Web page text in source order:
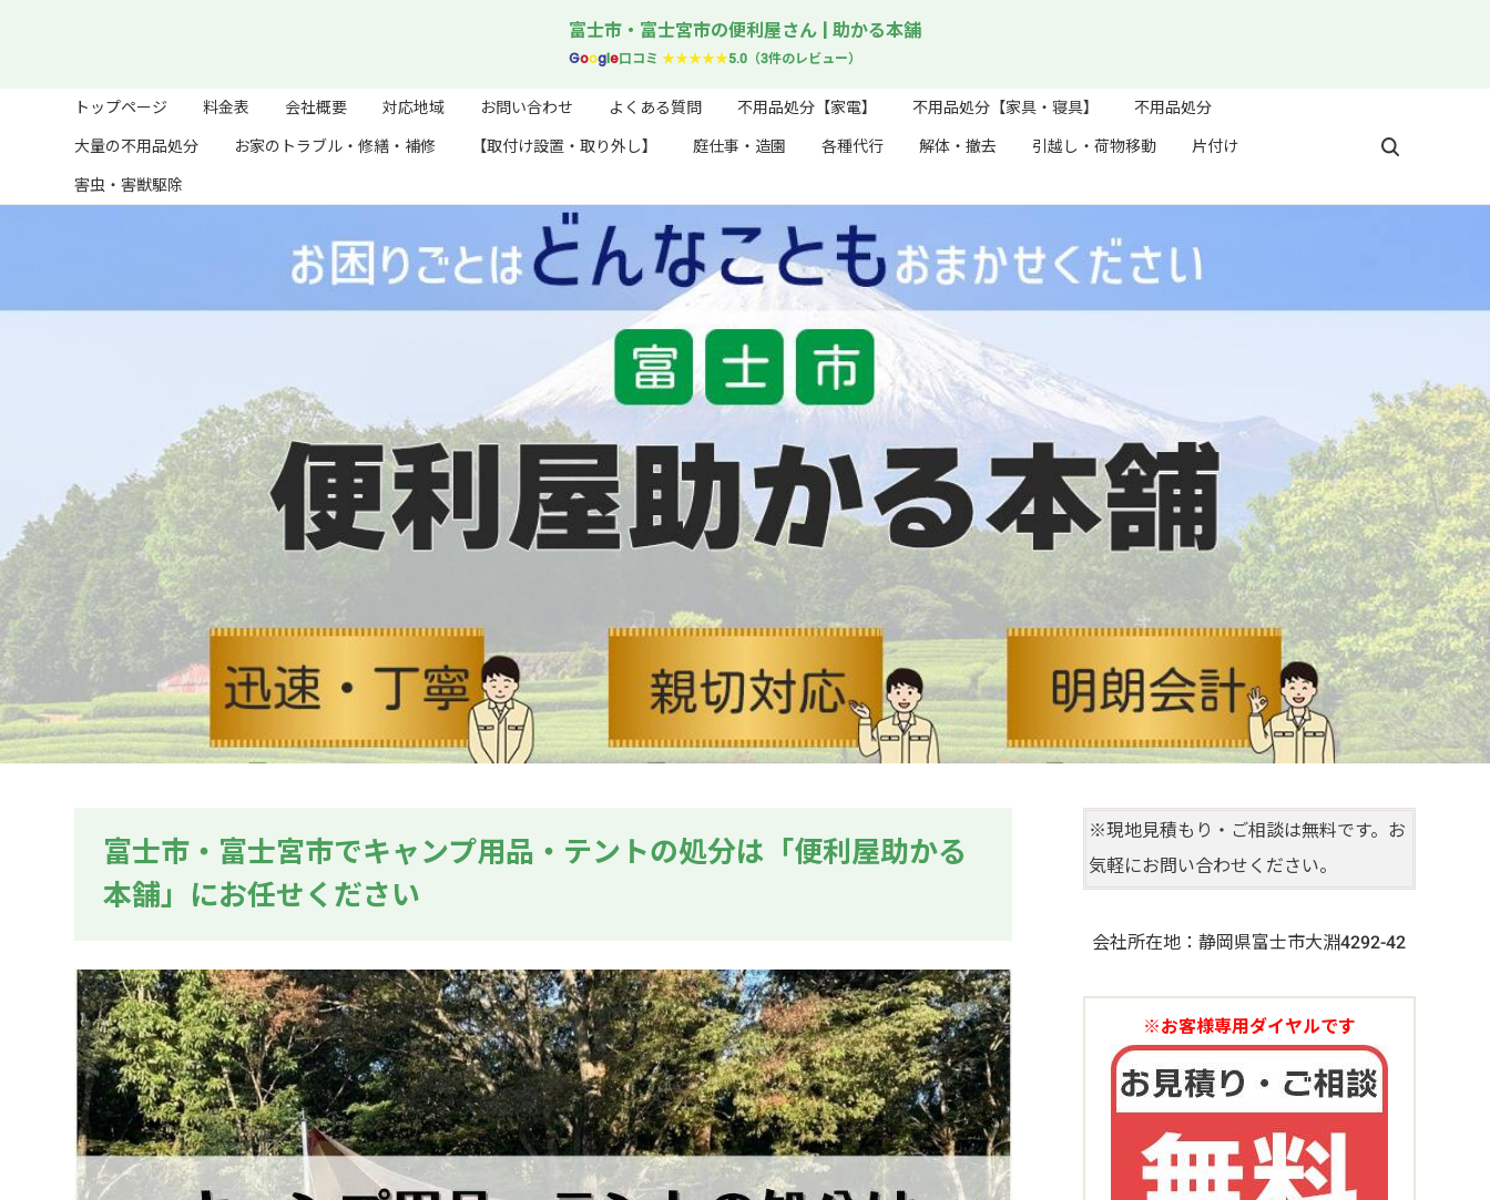
富士市・富士宮市の便利屋さん | 助かる本舗
Google口コミ ★★★★★5.0（3件のレビュー）
トップページ 料金表 会社概要 対応地域 お問い合わせ よくある質問 不用品処分【家電】 不用品処分【家具・寝具】
不用品処分
大量の不用品処分
お家のトラブル・修繕・補修 【取付け設置・取り外し】 庭仕事・造園 各種代行 解体・撤去 引越し・荷物移動
片付け
害虫・害獣駆除
富士市・富士宮市でキャンプ用品・テントの処分は「便利屋助かる
本舗」にお任せください
※現地見積もり・ご相談は無料です。お
気軽にお問い合わせください。
会社所在地：静岡県富士市大淵4292-42
※お客様専用ダイヤルです